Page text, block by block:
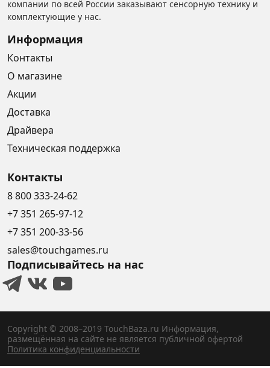
компании по всей России заказывают сенсорную технику и
комплектующие у нас.
Информация
Контакты
О магазине
Акции
Доставка
Драйвера
Техническая поддержка
Контакты
8 800 333-24-62
+7 351 265-97-12
+7 351 200-33-56
sales@touchgames.ru
Подписывайтесь на нас
Copyright © 2008–2019 TouchBaza.ru Информация,
размещённая на сайте не является публичной офертой
Политика конфиденциальности